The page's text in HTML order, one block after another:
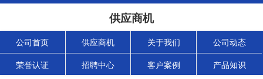
供应商机
公司首页 供应商机 关于我们 公司动态
荣誉认证 招聘中心 客户案例 产品知识